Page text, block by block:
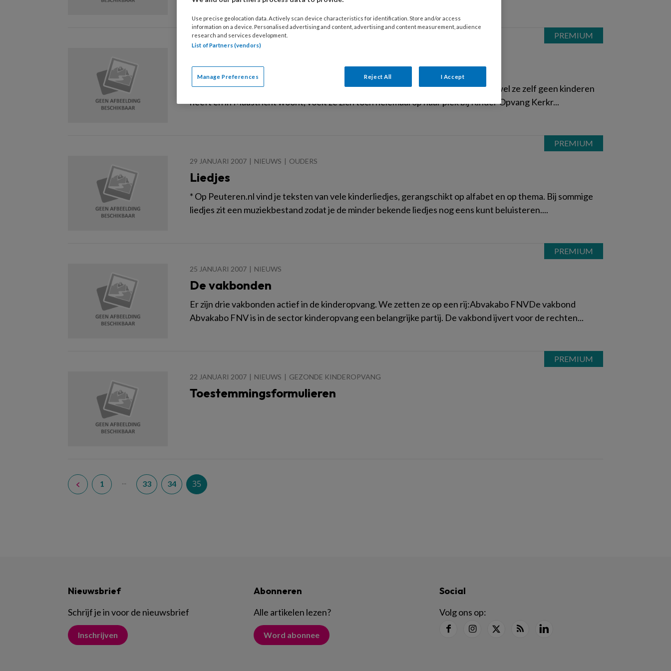
Jolanda Rikers
Jolanda Rikers (1962) is sinds 2005 directeur van Kinder Opvang Kerkrade. Hoewel ze zelf geen kinderen
heeft en in Maastricht woont, voelt ze zich toch helemaal op haar plek bij Kinder Opvang Kerkr...
29 JANUARI 2007 NIEUWS OUDERS
Liedjes
* Op Peuteren.nl vind je teksten van vele kinderliedjes, gerangschikt op alfabet en op thema. Bij sommige
liedjes zit een muziekbestand zodat je de minder bekende liedjes nog eens kunt beluisteren....
25 JANUARI 2007 NIEUWS
De vakbonden
Er zijn drie vakbonden actief in de kinderopvang. We zetten ze op een rij:Abvakabo FNVDe vakbond
Abvakabo FNV is in de sector kinderopvang een belangrijke partij. De vakbond ijvert voor de rechten...
22 JANUARI 2007 NIEUWS GEZONDE KINDEROPVANG
Toestemmingsformulieren
1 ... 33 34 35
Nieuwsbrief
Schrijf je in voor de nieuwsbrief
Inschrijven
Abonneren
Alle artikelen lezen?
Word abonnee
Social
Volg ons op:
Use precise geolocation data. Actively scan device characteristics for identification. Store and/or access
information on a device. Personalised advertising and content, advertising and content measurement, audience
research and services development.
List of Partners (vendors)
Manage Preferences Reject All I Accept